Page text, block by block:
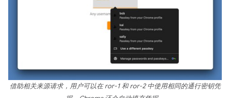
借助相关来源请求，用户可以在 ror-1 和 ror-2 中使用相同的通行密钥凭